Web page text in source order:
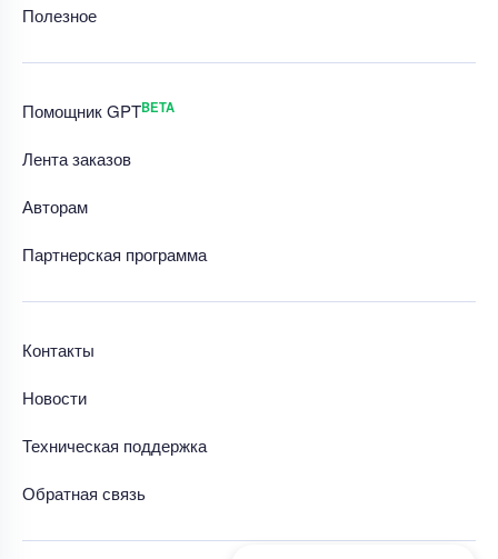
Полезное
Помощник GPTBETA
Лента заказов
Авторам
Партнерская программа
Контакты
Новости
Техническая поддержка
Обратная связь